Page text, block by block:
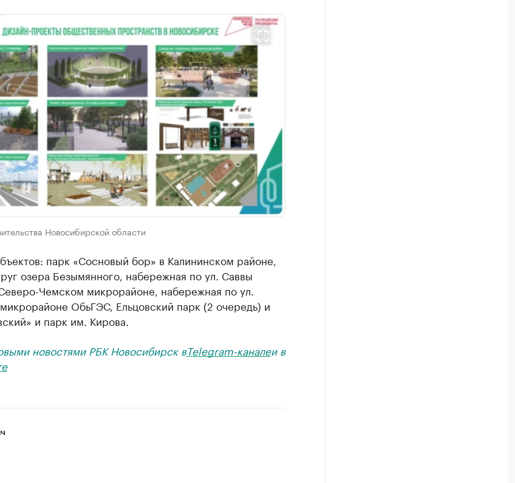
Новосибирской области
парк «Сосновый бор» в Калининском районе,
озера Безымянного, набережная по ул. Саввы
Чемском микрорайоне, набережная по ул.
ОбьГЭС, Ельцовский парк (2 очередь) и
и парк им. Кирова.
новостями РБК Новосибирск вTelegram-каналеи в